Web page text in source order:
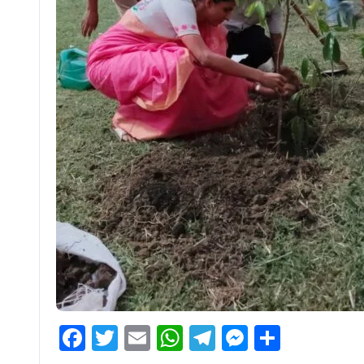
Facebook
Twitter
EmailWhatsApp
Telegram